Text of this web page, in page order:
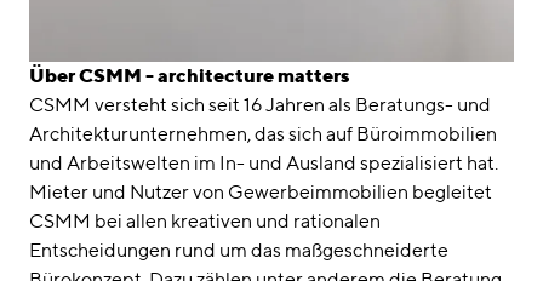
Über CSMM - architecture matters
CSMM versteht sich seit 16 Jahren als Beratungs- und
Architekturunternehmen, das sich auf Büroimmobilien
und Arbeitswelten im In- und Ausland spezialisiert hat.
Mieter und Nutzer von Gewerbeimmobilien begleitet
CSMM bei allen kreativen und rationalen
Entscheidungen rund um das maßgeschneiderte